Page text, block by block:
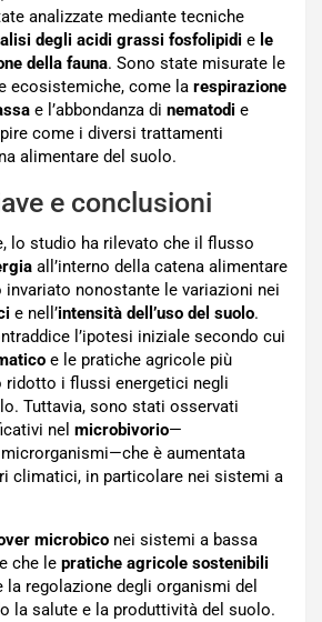
analizzate mediante tecniche
degli acidi grassi fosfolipidi e le
della fauna. Sono state misurate le
ecosistemiche, come la respirazione
e l’abbondanza di nematodi e
come i diversi trattamenti
alimentare del suolo.
e conclusioni
lo studio ha rilevato che il flusso
all’interno della catena alimentare
nonostante le variazioni nei
e nell’intensità dell’uso del suolo.
l’ipotesi iniziale secondo cui
e le pratiche agricole più
ridotto i flussi energetici negli
Tuttavia, sono stati osservati
nel microbivorio—
microrganismi—che è aumentata
climatici, in particolare nei sistemi a
microbico nei sistemi a bassa
che le pratiche agricole sostenibili
regolazione degli organismi del
la salute e la produttività del suolo.